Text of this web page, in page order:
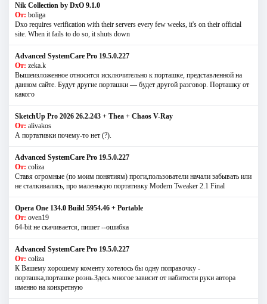
Nik Collection by DxO 9.1.0
От: boliga
Dxo requires verification with their servers every few weeks, it's on their official
site. When it fails to do so, it shuts down
Advanced SystemCare Pro 19.5.0.227
От: zeka.k
Вышеизложенное относится исключительно к порташке, представленной на
данном сайте. Будут другие порташки — будет другой разговор. Порташку от
какого
SketchUp Pro 2026 26.2.243 + Thea + Chaos V-Ray
От: alivakos
А портативки почему-то нет (?).
Advanced SystemCare Pro 19.5.0.227
От: coliza
Ставя огромные (по моим понятиям) проги,пользователи начали забывать или
не сталкивались, про маленькую портативку Modern Tweaker 2.1 Final
Opera One 134.0 Build 5954.46 + Portable
От: oven19
64-bit не скачивается, пишет --ошибка
Advanced SystemCare Pro 19.5.0.227
От: coliza
К Вашему хорошему коменту хотелось бы одну поправочку -
порташка,порташке рознь.Здесь многое зависит от набитости руки автора
именно на конкретную